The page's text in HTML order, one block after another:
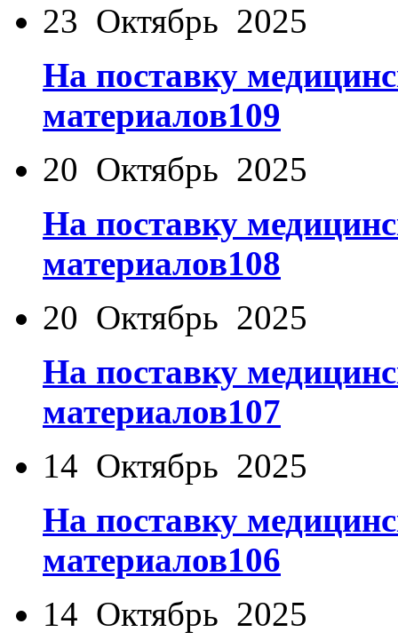
23 Октябрь 2025
На поставку
материалов109
20 Октябрь 2025
На поставку
материалов108
20 Октябрь 2025
На поставку
материалов107
14 Октябрь 2025
На поставку
материалов106
14 Октябрь 2025